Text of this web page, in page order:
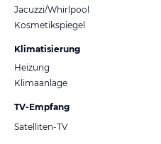
Jacuzzi/Whirlpool
Kosmetikspiegel
Klimatisierung
Heizung
Klimaanlage
TV-Empfang
Satelliten-TV